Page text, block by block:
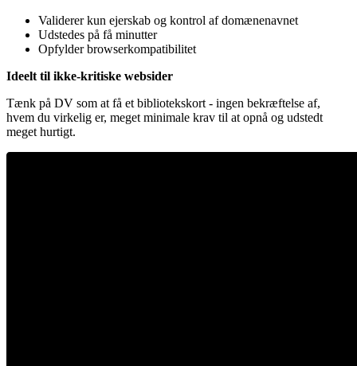
Validerer kun ejerskab og kontrol af domænenavnet
Udstedes på få minutter
Opfylder browserkompatibilitet
Ideelt til ikke-kritiske websider
Tænk på DV som at få et bibliotekskort - ingen bekræftelse af,
hvem du virkelig er, meget minimale krav til at opnå og udstedt
meget hurtigt.